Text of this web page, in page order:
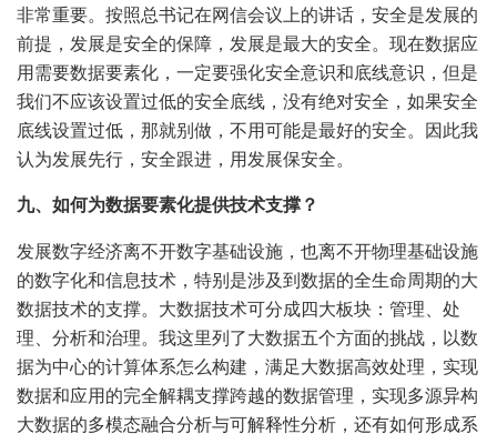
非常重要。按照总书记在网信会议上的讲话，安全是发展的
前提，发展是安全的保障，发展是最大的安全。现在数据应
用需要数据要素化，一定要强化安全意识和底线意识，但是
我们不应该设置过低的安全底线，没有绝对安全，如果安全
底线设置过低，那就别做，不用可能是最好的安全。因此我
认为发展先行，安全跟进，用发展保安全。
九、如何为数据要素化提供技术支撑？
发展数字经济离不开数字基础设施，也离不开物理基础设施
的数字化和信息技术，特别是涉及到数据的全生命周期的大
数据技术的支撑。大数据技术可分成四大板块：管理、处
理、分析和治理。我这里列了大数据五个方面的挑战，以数
据为中心的计算体系怎么构建，满足大数据高效处理，实现
数据和应用的完全解耦支撑跨越的数据管理，实现多源异构
大数据的多模态融合分析与可解释性分析，还有如何形成系